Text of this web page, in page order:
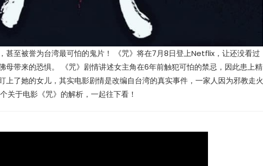
甚至被誉为台湾最可怕的鬼片！ 《咒》将在7月8日登上Netflix，让还没看过
母带来的恐惧。 《咒》剧情讲述女主角在6年前触犯可怕的禁忌，因此患上精
上了她的女儿，其实电影剧情是改编自台湾的真实事件，一家人因为邪教走火
关于电影《咒》的解析，一起往下看！